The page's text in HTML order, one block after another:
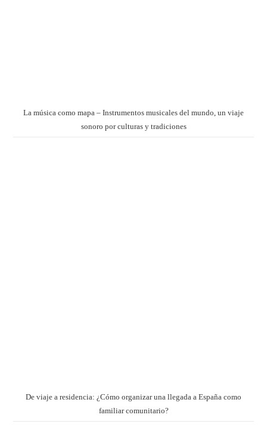
La música como mapa – Instrumentos musicales del mundo, un viaje
sonoro por culturas y tradiciones
De viaje a residencia: ¿Cómo organizar una llegada a España como
familiar comunitario?